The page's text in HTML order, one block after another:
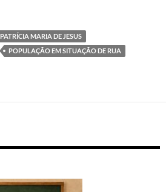
PATRÍCIA MARIA DE JESUS
POPULAÇÃO EM SITUAÇÃO DE RUA